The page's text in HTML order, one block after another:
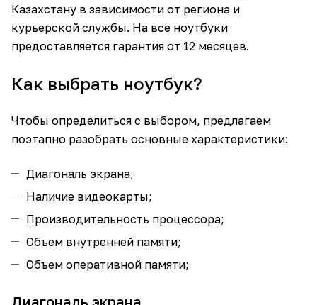
Казахстану в зависимости от региона и
курьерской службы. На все ноутбуки
предоставляется гарантия от 12 месяцев.
Как выбрать ноутбук?
Чтобы определиться с выбором, предлагаем
поэтапно разобрать основные характеристики:
Диагональ экрана;
Наличие видеокарты;
Производительность процессора;
Объем внутренней памяти;
Объем оперативной памяти;
Диагональ экрана